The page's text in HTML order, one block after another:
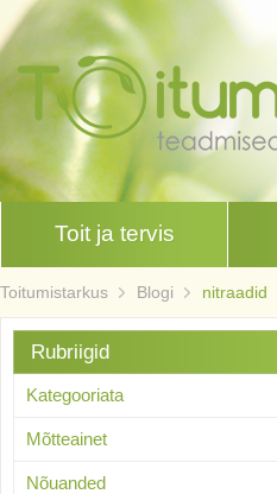
Toit ja tervis
Toitumistarkus Blogi nitraadid
Rubriigid
Kategooriata
Mõtteainet
Nõuanded